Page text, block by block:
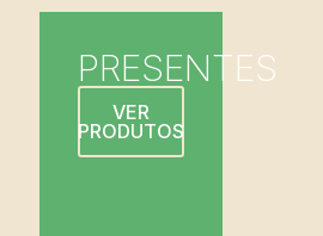
PRESENTES
VER
PRODUTOS